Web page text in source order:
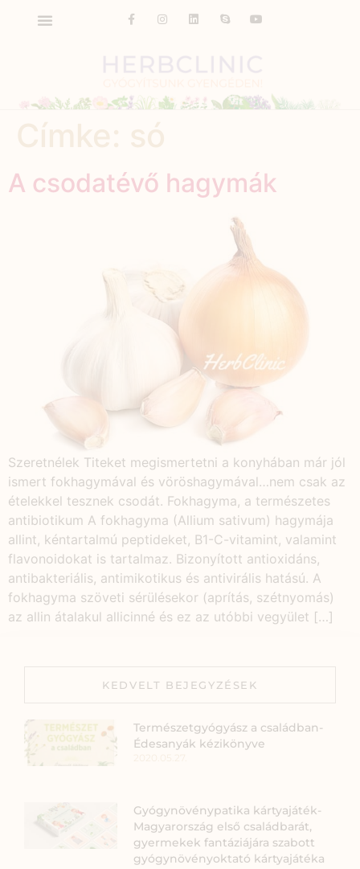
A csodatévő hagymák
Szeretnélek Titeket megismertetni a konyhában már jól
ismert fokhagymával és vöröshagymával…nem csak az
ételekkel tesznek csodát. Fokhagyma, a természetes
antibiotikum A fokhagyma (Allium sativum) hagymája
allint, kéntartalmú peptideket, B1-C-vitamint, valamint
flavonoidokat is tartalmaz. Bizonyított antioxidáns,
antibakteriális, antimikotikus és antivirális hatású. A
fokhagyma szöveti sérülésekor (aprítás, szétnyomás)
az allin átalakul allicinné és ez az utóbbi vegyület […]
KEDVELT BEJEGYZÉSEK
Természetgyógyász a családban-
Édesanyák kézikönyve
Gyógynövénypatika kártyajáték-
Magyarország első családbarát,
gyermekek fantáziájára szabott
gyógynövényoktató kártyajátéka